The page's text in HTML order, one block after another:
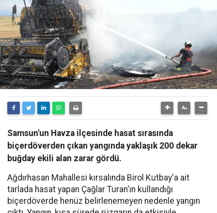
Samsun'un Havza ilçesinde hasat sırasında
biçerdöverden çıkan yangında yaklaşık 200 dekar
buğday ekili alan zarar gördü.
Ağdırhasan Mahallesi kırsalında Birol Kutbay'a ait
tarlada hasat yapan Çağlar Turan'ın kullandığı
biçerdöverde henüz belirlenemeyen nedenle yangın